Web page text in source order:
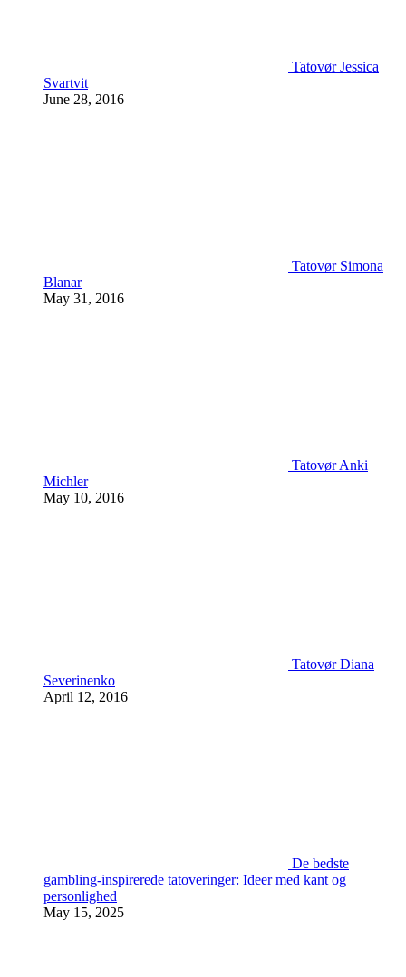
Tatovør Jessica
Svartvit
June 28, 2016
Tatovør Simona
Blanar
May 31, 2016
Tatovør Anki
Michler
May 10, 2016
Tatovør Diana
Severinenko
April 12, 2016
De bedste
gambling-inspirerede tatoveringer: Ideer med kant og
personlighed
May 15, 2025